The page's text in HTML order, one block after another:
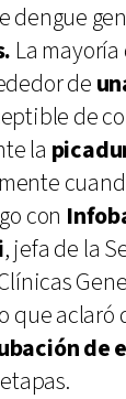
dengue
La mayoría
de
de
la
con
, jefa de la
que aclaró
de